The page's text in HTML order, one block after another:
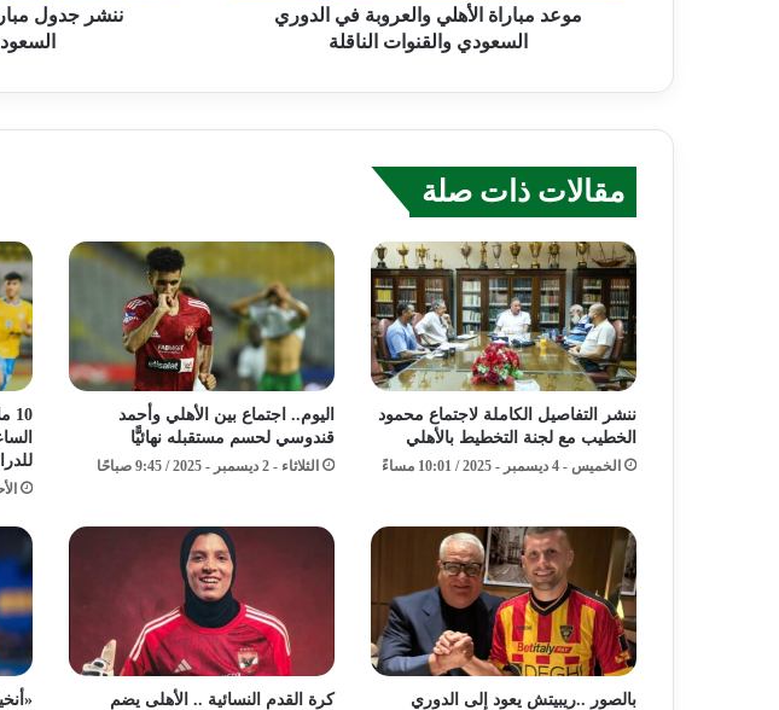
موعد مباراة الأهلي والعروبة في الدوري
السعودي والقنوات الناقلة
ننشر جدول
السعودي
مقالات ذات صلة
ننشر التفاصيل الكاملة لاجتماع محمود
الخطيب مع لجنة التخطيط بالأهلي
الخميس - 4 ديسمبر - 2025 / 10:01 مساءً
اليوم.. اجتماع بين الأهلي وأحمد
قندوسي لحسم مستقبله نهائيًّا
الثلاثاء - 2 ديسمبر - 2025 / 9:45 صباحًا
الأحد - 30
بالصور ..ريبيتش يعود إلى الدوري
كرة القدم النسائية .. الأهلى يضم